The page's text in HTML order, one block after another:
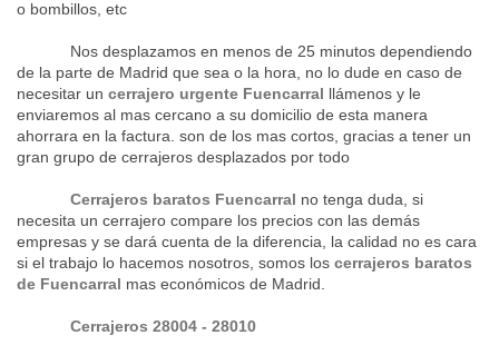
o bombillos, etc
Nos desplazamos en menos de 25 minutos dependiendo
de la parte de Madrid que sea o la hora, no lo dude en caso de
necesitar un cerrajero urgente Fuencarral llámenos y le
enviaremos al mas cercano a su domicilio de esta manera
ahorrara en la factura. son de los mas cortos, gracias a tener un
gran grupo de cerrajeros desplazados por todo
Cerrajeros baratos Fuencarral no tenga duda, si
necesita un cerrajero compare los precios con las demás
empresas y se dará cuenta de la diferencia, la calidad no es cara
si el trabajo lo hacemos nosotros, somos los cerrajeros baratos
de Fuencarral mas económicos de Madrid.
Cerrajeros 28004 - 28010